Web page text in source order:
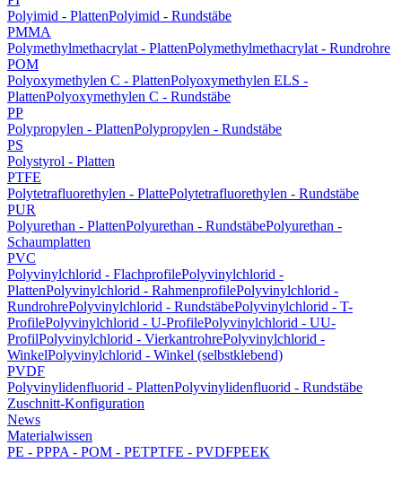
Polyimid - PlattenPolyimid - Rundstäbe
PMMA
Polymethylmethacrylat - PlattenPolymethylmethacrylat - Rundrohre
POM
Polyoxymethylen C - PlattenPolyoxymethylen ELS -
PlattenPolyoxymethylen C - Rundstäbe
PP
Polypropylen - PlattenPolypropylen - Rundstäbe
PS
Polystyrol - Platten
PTFE
Polytetrafluorethylen - PlattePolytetrafluorethylen - Rundstäbe
PUR
Polyurethan - PlattenPolyurethan - RundstäbePolyurethan -
Schaumplatten
PVC
Polyvinylchlorid - FlachprofilePolyvinylchlorid -
PlattenPolyvinylchlorid - RahmenprofilePolyvinylchlorid -
RundrohrePolyvinylchlorid - RundstäbePolyvinylchlorid - T-
ProfilePolyvinylchlorid - U-ProfilePolyvinylchlorid - UU-
ProfilPolyvinylchlorid - VierkantrohrePolyvinylchlorid -
WinkelPolyvinylchlorid - Winkel (selbstklebend)
PVDF
Polyvinylidenfluorid - PlattenPolyvinylidenfluorid - Rundstäbe
Zuschnitt-Konfiguration
News
Materialwissen
PE - PPPA - POM - PETPTFE - PVDFPEEK